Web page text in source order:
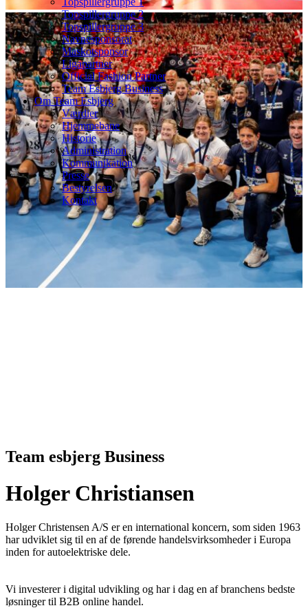
Topspillergruppe 2
Topspillergruppe 3
Navnesponsorat
Maskotsponsor
Ligapartner
Official Fashion Partner
Team Esbjerg Business
Om Team Esbjerg
Værdier
Hjemmebane
Historie
Administration
Kommunikation
Presse
Bestyrelsen
Kontakt
Team esbjerg Business
Holger Christiansen
Holger Christensen A/S er en international koncern, som siden 1963
har udviklet sig til en af de førende handelsvirksomheder i Europa
inden for autoelektriske dele.
Vi investerer i digital udvikling og har i dag en af branchens bedste
løsninger til B2B online handel.